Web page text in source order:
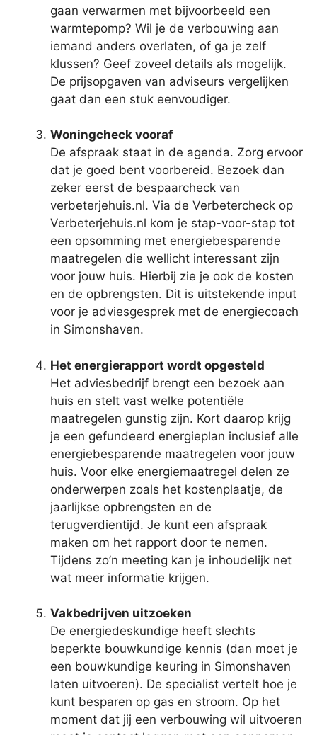
gaan verwarmen met bijvoorbeeld een
warmtepomp? Wil je de verbouwing aan
iemand anders overlaten, of ga je zelf
klussen? Geef zoveel details als mogelijk.
De prijsopgaven van adviseurs vergelijken
gaat dan een stuk eenvoudiger.
Woningcheck vooraf
De afspraak staat in de agenda. Zorg ervoor
dat je goed bent voorbereid. Bezoek dan
zeker eerst de bespaarcheck van
verbeterjehuis.nl. Via de Verbetercheck op
Verbeterjehuis.nl kom je stap-voor-stap tot
een opsomming met energiebesparende
maatregelen die wellicht interessant zijn
voor jouw huis. Hierbij zie je ook de kosten
en de opbrengsten. Dit is uitstekende input
voor je adviesgesprek met de energiecoach
in Simonshaven.
Het energierapport wordt opgesteld
Het adviesbedrijf brengt een bezoek aan
huis en stelt vast welke potentiële
maatregelen gunstig zijn. Kort daarop krijg
je een gefundeerd energieplan inclusief alle
energiebesparende maatregelen voor jouw
huis. Voor elke energiemaatregel delen ze
onderwerpen zoals het kostenplaatje, de
jaarlijkse opbrengsten en de
terugverdientijd. Je kunt een afspraak
maken om het rapport door te nemen.
Tijdens zo’n meeting kan je inhoudelijk net
wat meer informatie krijgen.
Vakbedrijven uitzoeken
De energiedeskundige heeft slechts
beperkte bouwkundige kennis (dan moet je
een bouwkundige keuring in Simonshaven
laten uitvoeren). De specialist vertelt hoe je
kunt besparen op gas en stroom. Op het
moment dat jij een verbouwing wil uitvoeren